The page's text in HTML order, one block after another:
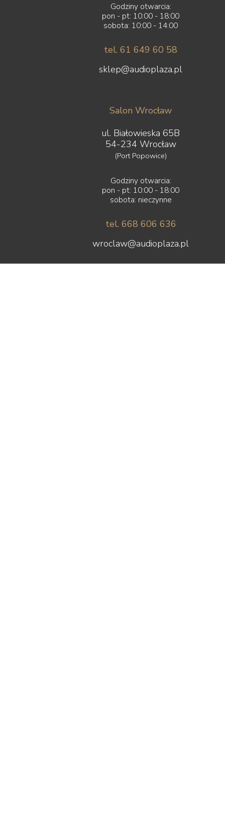
Godziny otwarcia:
pon - pt: 10:00 - 18:00
sobota: 10:00 - 14:00
tel. 61 649 60 58
sklep@audioplaza.pl
Salon Wrocław
ul. Białowieska 65B
54-234 Wrocław
(Port Popowice)
Godziny otwarcia:
pon - pt: 10:00 - 18:00
sobota: nieczynne
tel. 668 606 636
wroclaw@audioplaza.pl